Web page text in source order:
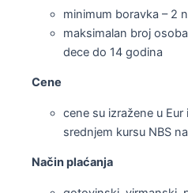
minimum boravka – 2
maksimalan broj
dece do 14 godina
Cene
cene su izražene u
srednjem kursu NBS
Način plaćanja